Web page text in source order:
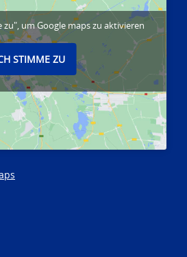
zu", um Google maps zu aktivieren
STIMME ZU